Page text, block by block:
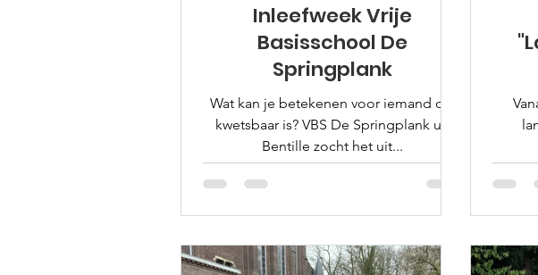
Inleefweek Vrije
Basisschool De
Springplank
Wat kan je betekenen voor iemand die
kwetsbaar is? VBS De Springplank uit
Bentille zocht het uit...